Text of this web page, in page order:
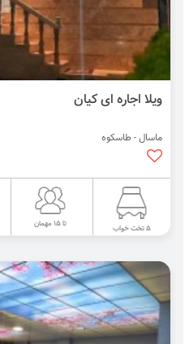
ویلا اجاره ای کیان
ماسال - طاسکوه
5 تخت خواب تا 15 مهمان